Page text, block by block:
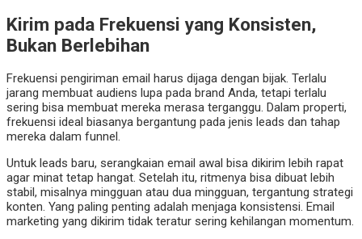
Kirim pada Frekuensi yang Konsisten,
Bukan Berlebihan
Frekuensi pengiriman email harus dijaga dengan bijak. Terlalu
jarang membuat audiens lupa pada brand Anda, tetapi terlalu
sering bisa membuat mereka merasa terganggu. Dalam properti,
frekuensi ideal biasanya bergantung pada jenis leads dan tahap
mereka dalam funnel.
Untuk leads baru, serangkaian email awal bisa dikirim lebih rapat
agar minat tetap hangat. Setelah itu, ritmenya bisa dibuat lebih
stabil, misalnya mingguan atau dua mingguan, tergantung strategi
konten. Yang paling penting adalah menjaga konsistensi. Email
marketing yang dikirim tidak teratur sering kehilangan momentum.